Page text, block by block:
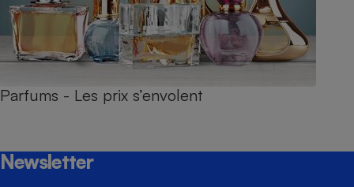
Parfums - Les prix s’envolent
Newsletter